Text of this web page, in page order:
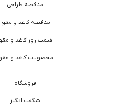
مناقصه طراحی
مناقصه کاغذ و مقوا
قیمت روز کاغذ و
محصولات کاغذ و
فروشگاه
شگفت انگیز